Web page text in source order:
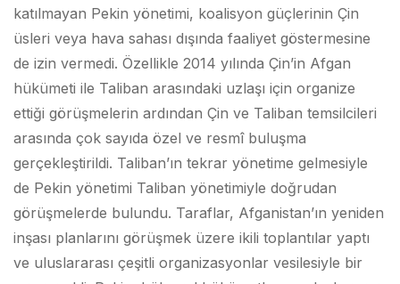
katılmayan Pekin yönetimi, koalisyon güçlerinin Çin
üsleri veya hava sahası dışında faaliyet göstermesine
de izin vermedi. Özellikle 2014 yılında Çin’in Afgan
hükümeti ile Taliban arasındaki uzlaşı için organize
ettiği görüşmelerin ardından Çin ve Taliban temsilcileri
arasında çok sayıda özel ve resmî buluşma
gerçekleştirildi. Taliban’ın tekrar yönetime gelmesiyle
de Pekin yönetimi Taliban yönetimiyle doğrudan
görüşmelerde bulundu. Taraflar, Afganistan’ın yeniden
inşası planlarını görüşmek üzere ikili toplantılar yaptı
ve uluslararası çeşitli organizasyonlar vesilesiyle bir